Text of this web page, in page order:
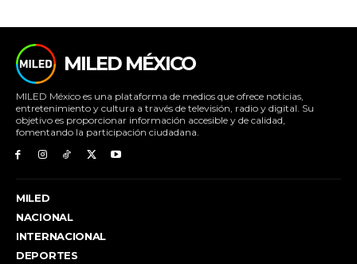
MILED MÉXICO
MILED México es una plataforma de medios que ofrece noticias,
entretenimiento y cultura a través de televisión, radio y digital. Su
objetivo es proporcionar información accesible y de calidad,
fomentando la participación ciudadana.
MILED
NACIONAL
INTERNACIONAL
DEPORTES